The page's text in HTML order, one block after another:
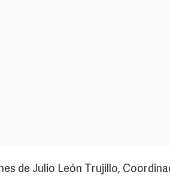
de Julio León Trujillo,